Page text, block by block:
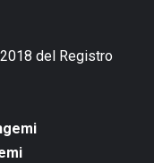
del Registro